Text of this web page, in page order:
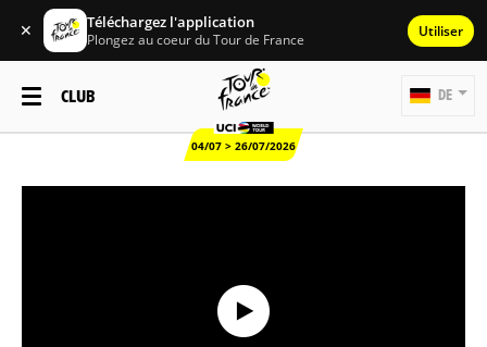
✕ Téléchargez l'application
Plongez au coeur du Tour de France Utiliser
CLUB
04/07 > 26/07/2026
DE